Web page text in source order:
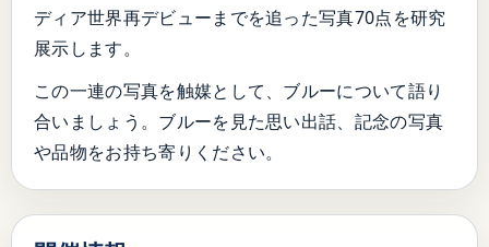
ディア世界再デビューまでを追った写真70点を研究
展示します。
この一連の写真を触媒として、ブルーについて語り
合いましょう。ブルーを見た思い出話、記念の写真
や品物をお持ち寄りください。